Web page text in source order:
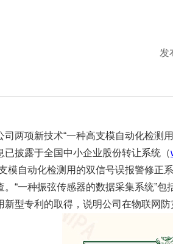
发
司两项新技术“一种高支模自动化检测
已披露于全国中小企业股份转让系统（
模自动化检测用的双信号误报警修正
。“一种振弦传感器的数据采集系统”
新型专利的取得，说明公司在物联网